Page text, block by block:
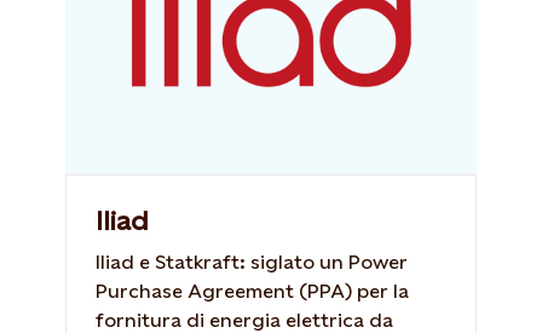
Iliad
Iliad e Statkraft: siglato un Power
Purchase Agreement (PPA) per la
fornitura di energia elettrica da